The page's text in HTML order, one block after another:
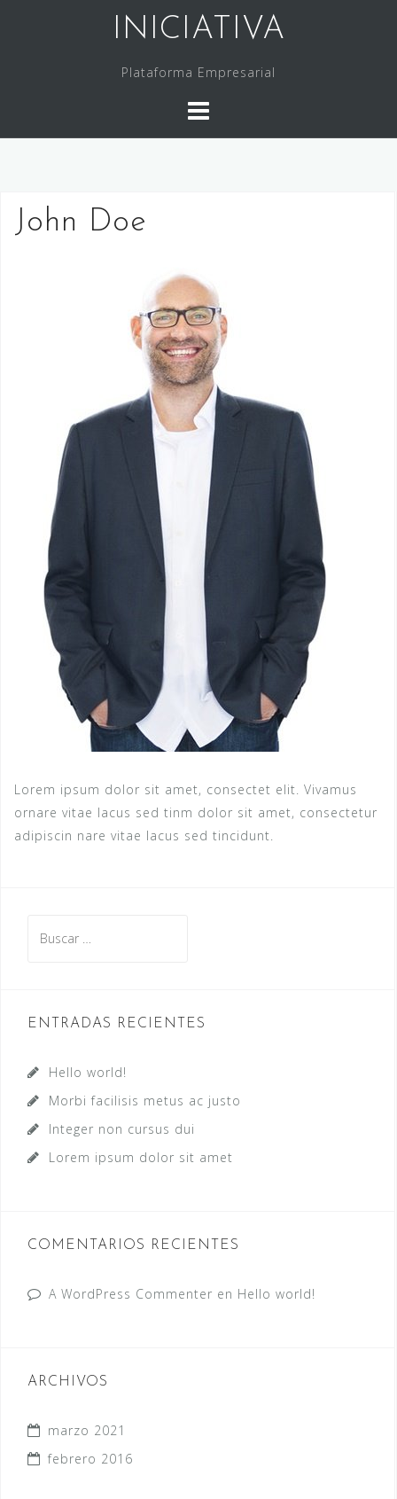
INICIATIVA
Plataforma Empresarial
John Doe
Lorem ipsum dolor sit amet, consectet elit. Vivamus
ornare vitae lacus sed tinm dolor sit amet, consectetur
adipiscin nare vitae lacus sed tincidunt.
ENTRADAS RECIENTES
Hello world!
Morbi facilisis metus ac justo
Integer non cursus dui
Lorem ipsum dolor sit amet
COMENTARIOS RECIENTES
A WordPress Commenter en Hello world!
ARCHIVOS
marzo 2021
febrero 2016